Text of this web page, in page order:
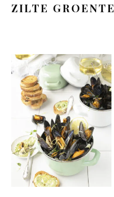
ZILTE GROENTE